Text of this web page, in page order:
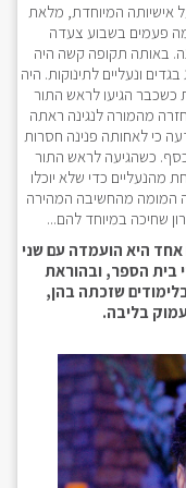
אישיותה המיוחדת, מלאת
קרה כשהייתה בת 8 וחצי. כמה פעמים בשבוע צעדה
באותה תקופה קשה היה
ונעליים לתינוקות. היה
כשכבר הגיעו לראש התור
מהמורה לנגינה ראתה
כי לאחותה פנינה חסרות
כשהגיעה לראש התור
מהנעליים כדי שלא יוכלו
המומה מהחשיבה המהירה
שחיכה במיוחד להם...
אחד היא הועמדה עם שני
בית הספר, ובהוראת
שזכתה בהן,
בליבה.